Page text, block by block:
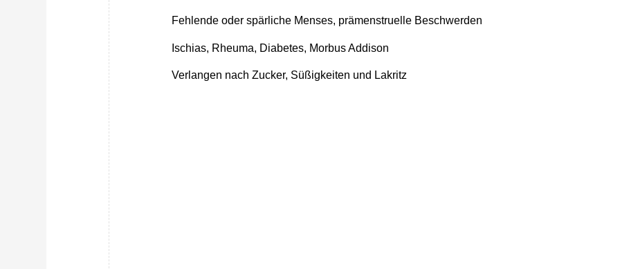
Fehlende oder spärliche Menses, prämenstruelle Beschwerden
Ischias, Rheuma, Diabetes, Morbus Addison
Verlangen nach Zucker, Süßigkeiten und Lakritz